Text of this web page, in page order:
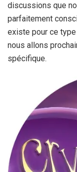
discussions que
parfaitement
existe pour ce
nous allons
spécifique.